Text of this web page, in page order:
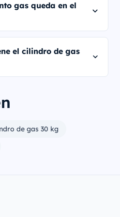
gas queda en el
el cilindro de gas
de gas 30 kg